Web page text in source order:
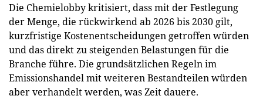
Die Chemielobby kritisiert, dass mit der Festlegung
der Menge, die rückwirkend ab 2026 bis 2030 gilt,
kurzfristige Kostenentscheidungen getroffen würden
und das direkt zu steigenden Belastungen für die
Branche führe. Die grundsätzlichen Regeln im
Emissionshandel mit weiteren Bestandteilen würden
aber verhandelt werden, was Zeit dauere.